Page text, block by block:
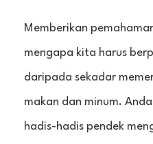
Memberikan
mengapa kita harus
daripada sekadar
makan dan minum.
hadis-hadis pendek